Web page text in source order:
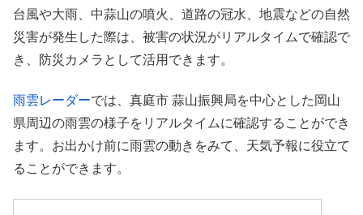
台風や大雨、中蒜山の噴火、道路の冠水、地震などの自然
災害が発生した際は、被害の状況がリアルタイムで確認で
き、防災カメラとして活用できます。
雨雲レーダーでは、真庭市 蒜山振興局を中心とした岡山
県周辺の雨雲の様子をリアルタイムに確認することができ
ます。お出かけ前に雨雲の動きをみて、天気予報に役立て
ることができます。